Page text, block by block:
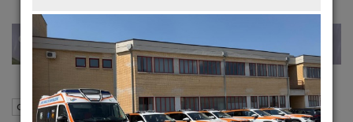
22 25
Cronaca Pescara (PE) 16 Ottobre 2012 13:29